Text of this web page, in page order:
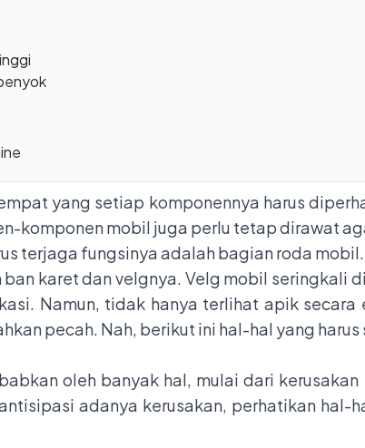
yang setiap komponennya harus
komponen mobil juga perlu tetap dirawat
terjaga fungsinya adalah bagian roda mobil.
karet dan velgnya. Velg mobil seringkali
Namun, tidak hanya terlihat apik
pecah. Nah, berikut ini hal-hal yang
oleh banyak hal, mulai dari
adanya kerusakan, perhatikan hal-